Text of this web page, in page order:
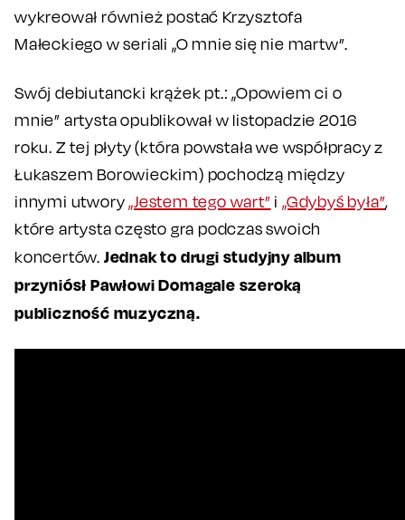
wykreował również postać Krzysztofa
Małeckiego w seriali „O mnie się nie martw”.
Swój debiutancki krążek pt.: „Opowiem ci o
mnie” artysta opublikował w listopadzie 2016
roku. Z tej płyty (która powstała we współpracy z
Łukaszem Borowieckim) pochodzą między
innymi utwory„Jestem tego wart” i„Gdybyś była”,
które artysta często gra podczas swoich
koncertów. Jednak to drugi studyjny album
przyniósł Pawłowi Domagale szeroką
publiczność muzyczną.